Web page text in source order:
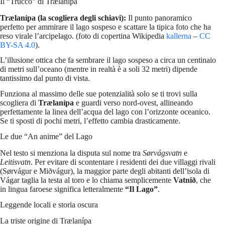
Trælanípa (la scogliera degli schiavi): Il punto panoramico
perfetto per ammirare il lago sospeso e scattare la tipica foto che ha
reso virale l’arcipelago. (foto di copertina Wikipedia kallerna – CC
BY-SA 4.0).
L’illusione ottica che fa sembrare il lago sospeso a circa un centinaio
di metri sull’oceano (mentre in realtà è a soli 32 metri) dipende
tantissimo dal punto di vista.
Funziona al massimo delle sue potenzialità solo se ti trovi sulla
scogliera di Trælanípa e guardi verso nord-ovest, allineando
perfettamente la linea dell’acqua del lago con l’orizzonte oceanico.
Se ti sposti di pochi metri, l’effetto cambia drasticamente.
Le due “An anime” del Lago
Nel testo si menziona la disputa sul nome tra Sørvágsvatn e
Leitisvatn. Per evitare di scontentare i residenti dei due villaggi rivali
(Sørvágur e Miðvágur), la maggior parte degli abitanti dell’isola di
Vágar taglia la testa al toro e lo chiama semplicemente Vatnið, che
in lingua faroese significa letteralmente “Il Lago”.
Leggende locali e storia oscura
La triste origine di Trælanípa